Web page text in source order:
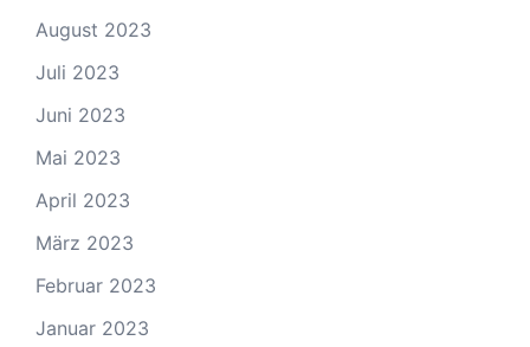
August 2023
Juli 2023
Juni 2023
Mai 2023
April 2023
März 2023
Februar 2023
Januar 2023